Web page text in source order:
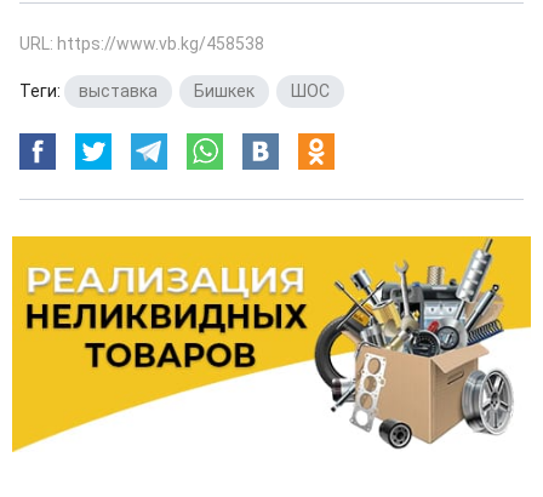
URL: https://www.vb.kg/458538
Теги: выставка Бишкек ШОС